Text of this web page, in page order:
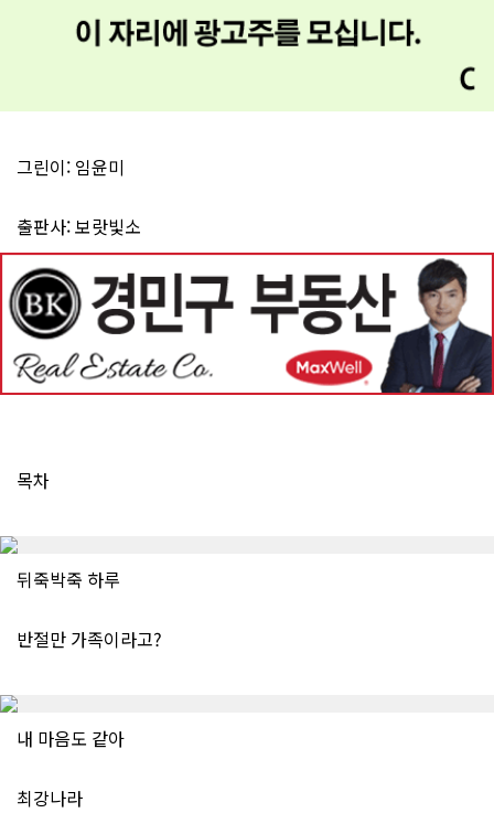
그린이: 임윤미
출판사: 보랏빛소
목차
뒤죽박죽 하루
반절만 가족이라고?
내 마음도 같아
최강나라